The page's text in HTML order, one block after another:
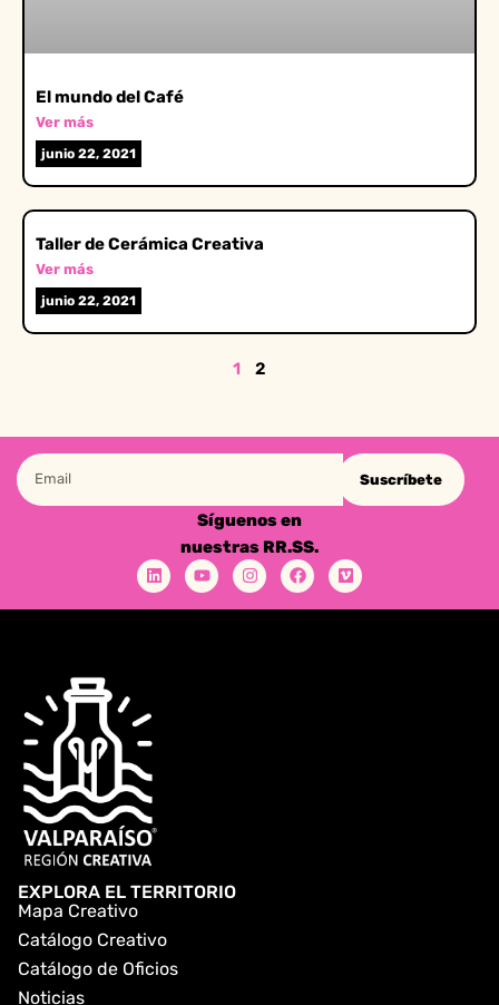
El mundo del Café
Ver más
junio 22, 2021
Taller de Cerámica Creativa
Ver más
junio 22, 2021
1 2
Suscríbete
Síguenos en
nuestras RR.SS.
EXPLORA EL TERRITORIO
Mapa Creativo
Catálogo Creativo
Catálogo de Oficios
Noticias